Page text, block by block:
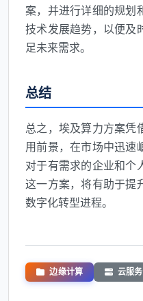
案，并进行详细的规划
技术发展趋势，以便及
足未来需求。
总结
总之，埃及算力方案凭
用前景，在市场中迅速
对于有需求的企业和个
这一方案，将有助于提
数字化转型进程。
边缘计算 云服务